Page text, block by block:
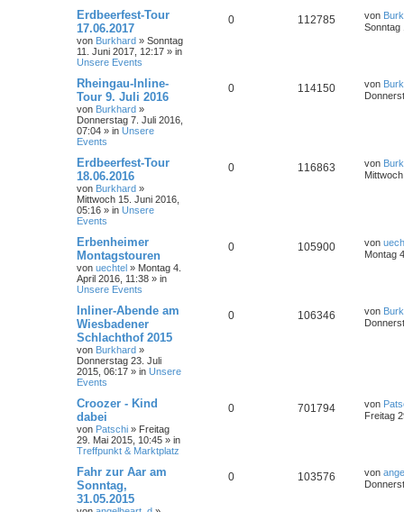
Erdbeerfest-Tour
17.06.2017
von Burkhard » Sonntag
11. Juni 2017, 12:17 » in
Unsere Events
0 112785 von
Sonntag
Rheingau-Inline-
Tour 9. Juli 2016
von Burkhard »
Donnerstag 7. Juli 2016,
07:04 » in Unsere
Events
0 114150 von
Erdbeerfest-Tour
18.06.2016
von Burkhard »
Mittwoch 15. Juni 2016,
05:16 » in Unsere
Events
0 116863 von
Erbenheimer
Montagstouren
von uechtel » Montag 4.
April 2016, 11:38 » in
Unsere Events
0 105900 von
Montag
Inliner-Abende am
Wiesbadener
Schlachthof 2015
von Burkhard »
Donnerstag 23. Juli
2015, 06:17 » in Unsere
Events
0 106346 von
Croozer - Kind
dabei
von Patschi » Freitag
29. Mai 2015, 10:45 » in
Treffpunkt & Marktplatz
0 701794 von
Freitag
Fahr zur Aar am
Sonntag,
31.05.2015
0 103576 von